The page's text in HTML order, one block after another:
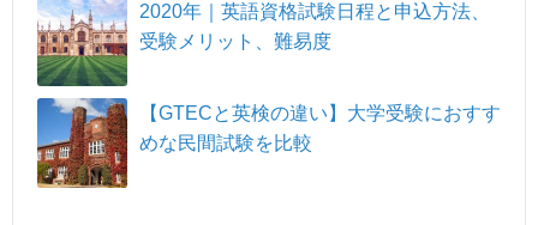
2020年｜英語資格試験日程と申込方法、
受験メリット、難易度
【GTECと英検の違い】大学受験におすす
めな民間試験を比較